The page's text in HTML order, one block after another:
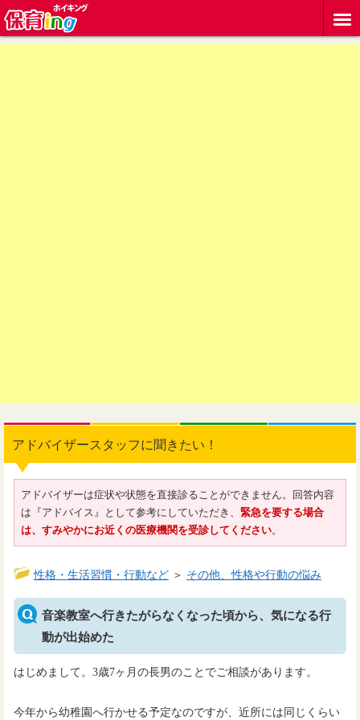
アドバイザースタッフに聞きたい！
アドバイザーは症状や状態を直接診ることができません。回答内容
は『アドバイス』として参考にしていただき、 緊急を要する場合
は、すみやかにお近くの医療機関を受診してください。
性格・生活習慣・行動など ＞ その他、性格や行動の悩み
音楽教室へ行きたがらなくなった頃から、気になる行
動が出始めた
はじめまして。3歳7ヶ月の長男のことでご相談があります。
今年から幼稚園へ行かせる予定なのですが、近所には同じくらい